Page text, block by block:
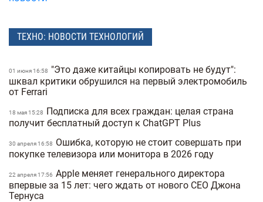
ТЕХНО: НОВОСТИ ТЕХНОЛОГИЙ
01 июня 16:58
"Это даже китайцы копировать не будут":
шквал критики обрушился на первый электромобиль
от Ferrari
18 мая 15:28
Подписка для всех граждан: целая страна
получит бесплатный доступ к ChatGPT Plus
30 апреля 16:58
Ошибка, которую не стоит совершать при
покупке телевизора или монитора в 2026 году
22 апреля 17:56 Apple меняет генерального директора
впервые за 15 лет: чего ждать от нового CEO Джона
Тернуса